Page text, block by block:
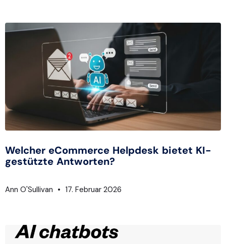
Welcher eCommerce Helpdesk bietet KI-
gestützte Antworten?
Ann O'Sullivan 17. Februar 2026